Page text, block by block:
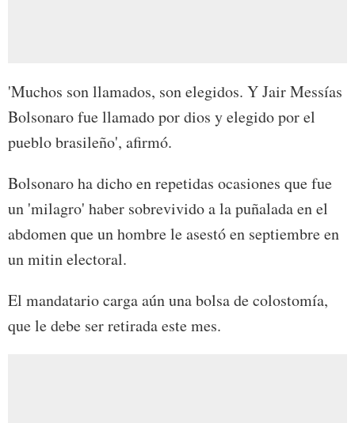
'Muchos son llamados, son elegidos. Y Jair Messías
Bolsonaro fue llamado por dios y elegido por el
pueblo brasileño', afirmó.
Bolsonaro ha dicho en repetidas ocasiones que fue
un 'milagro' haber sobrevivido a la puñalada en el
abdomen que un hombre le asestó en septiembre en
un mitin electoral.
El mandatario carga aún una bolsa de colostomía,
que le debe ser retirada este mes.